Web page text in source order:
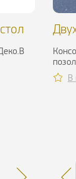
В